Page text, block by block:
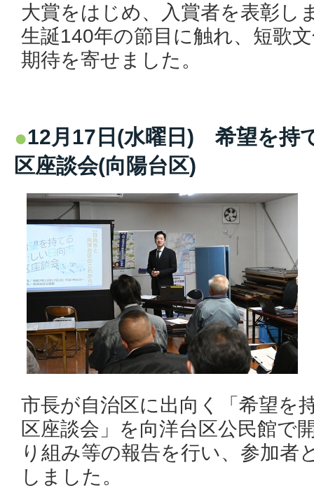
大賞をはじめ、入賞者を表彰し
生誕140年の節目に触れ、短歌
期待を寄せました。
12月17日(水曜日) 希望を
区座談会(向陽台区)
市長が自治区に出向く「希望
区座談会」を向洋台区公民館で
り組み等の報告を行い、参加者
しました。